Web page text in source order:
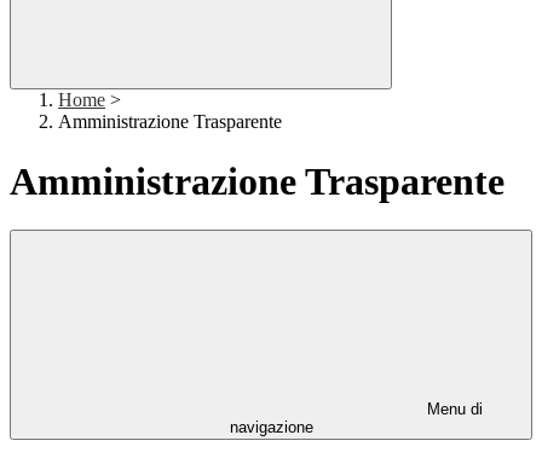
Home >
Amministrazione Trasparente
Amministrazione Trasparente
Menu di
navigazione